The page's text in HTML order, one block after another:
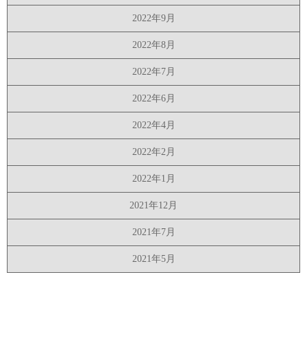
2022年9月
2022年8月
2022年7月
2022年6月
2022年4月
2022年2月
2022年1月
2021年12月
2021年7月
2021年5月